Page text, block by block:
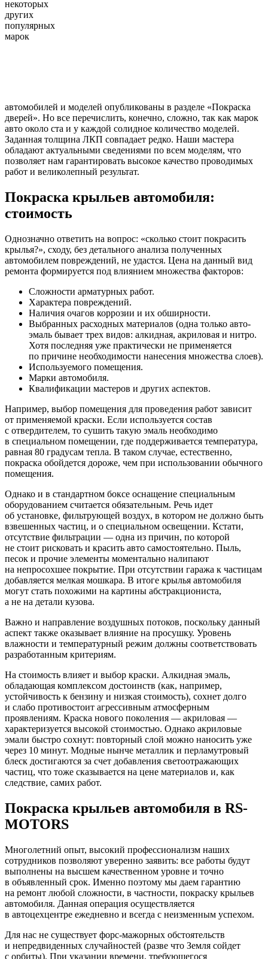
некоторых
других
популярных
марок
автомобилей и моделей опубликованы в разделе «Покраска
дверей». Но все перечислить, конечно, сложно, так как марок
авто около ста и у каждой солидное количество моделей.
Заданная толщина ЛКП совпадает редко. Наши мастера
обладают актуальными сведениями по всем моделям, что
позволяет нам гарантировать высокое качество проводимых
работ и великолепный результат.
Покраска крыльев автомобиля:
стоимость
Однозначно ответить на вопрос: «сколько стоит покрасить
крылья?», сходу, без детального анализа полученных
автомобилем повреждений, не удастся. Цена на данный вид
ремонта формируется под влиянием множества факторов:
Сложности арматурных работ.
Характера повреждений.
Наличия очагов коррозии и их обширности.
Выбранных расходных материалов (одна только авто-
эмаль бывает трех видов: алкидная, акриловая и нитро.
Хотя последняя уже практически не применяется
по причине необходимости нанесения множества слоев).
Используемого помещения.
Марки автомобиля.
Квалификации мастеров и других аспектов.
Например, выбор помещения для проведения работ зависит
от применяемой краски. Если используется состав
с отвердителем, то сушить такую эмаль необходимо
в специальном помещении, где поддерживается температура,
равная 80 градусам тепла. В таком случае, естественно,
покраска обойдется дороже, чем при использовании обычного
помещения.
Однако и в стандартном боксе оснащение специальным
оборудованием считается обязательным. Речь идет
об установке, фильтрующей воздух, в котором не должно быть
взвешенных частиц, и о специальном освещении. Кстати,
отсутствие фильтрации — одна из причин, по которой
не стоит рисковать и красить авто самостоятельно. Пыль,
песок и прочие элементы моментально налипают
на непросохшее покрытие. При отсутствии гаража к частицам
добавляется мелкая мошкара. В итоге крылья автомобиля
могут стать похожими на картины абстракциониста,
а не на детали кузова.
Важно и направление воздушных потоков, поскольку данный
аспект также оказывает влияние на просушку. Уровень
влажности и температурный режим должны соответствовать
разработанным критериям.
На стоимость влияет и выбор краски. Алкидная эмаль,
обладающая комплексом достоинств (как, например,
устойчивость к бензину и низкая стоимость), сохнет долго
и слабо противостоит агрессивным атмосферным
проявлениям. Краска нового поколения — акриловая —
характеризуется высокой стоимостью. Однако акриловые
эмали быстро сохнут: повторный слой можно наносить уже
через 10 минут. Модные нынче металлик и перламутровый
блеск достигаются за счет добавления светоотражающих
частиц, что тоже сказывается на цене материалов и, как
следствие, самих работ.
Покраска крыльев автомобиля в RS-
MOTORS
Многолетний опыт, высокий профессионализм наших
сотрудников позволяют уверенно заявить: все работы будут
выполнены на высшем качественном уровне и точно
в объявленный срок. Именно поэтому мы даем гарантию
на ремонт любой сложности, в частности, покраску крыльев
автомобиля. Данная операция осуществляется
в автоцехцентре ежедневно и всегда с неизменным успехом.
Для нас не существует форс-мажорных обстоятельств
и непредвиденных случайностей (разве что Земля сойдет
с орбиты). При указании времени, требующегося